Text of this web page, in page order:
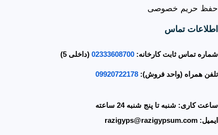
حفظ حریم خصوصی
اطلاعات تماس
شماره تماس ثابت کارخانه: 02333608700 (داخلی 5)
تلفن همراه (واحد فروش): 09920722178
ساعت کاری: شنبه تا پنج شنبه 24 ساعته
ایمیل: razigyps@razigypsum.com